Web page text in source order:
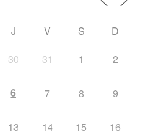
J V S
D
30 31 1 2
6 7 8 9
13 14 15 16